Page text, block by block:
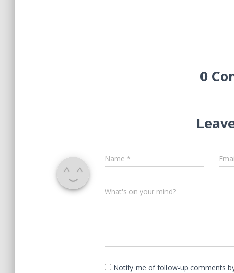
0
Name *
What's on your mind?
Notify me of follow-up comments